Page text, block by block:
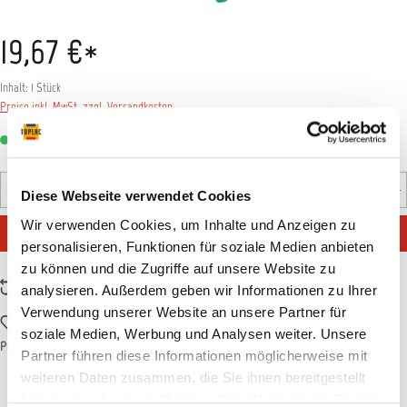
Diese Webseite verwendet Cookies
Wir verwenden Cookies, um Inhalte und Anzeigen zu
personalisieren, Funktionen für soziale Medien anbieten
zu können und die Zugriffe auf unsere Website zu
analysieren. Außerdem geben wir Informationen zu Ihrer
Verwendung unserer Website an unsere Partner für
soziale Medien, Werbung und Analysen weiter. Unsere
Partner führen diese Informationen möglicherweise mit
weiteren Daten zusammen, die Sie ihnen bereitgestellt
19,67 €*
Inhalt: 1 Stück
Preise inkl. MwSt. zzgl. Versandkosten
Sofort verfügbar, Lieferzeit: 1-3 Tage
Produkt Anzahl: Gib den gewünschten Wert ein oder
Stück
IN DEN WARENKORB
Zum Vergleich hinzufügen
Zum Merkzettel hinzufügen
Produktnummer: